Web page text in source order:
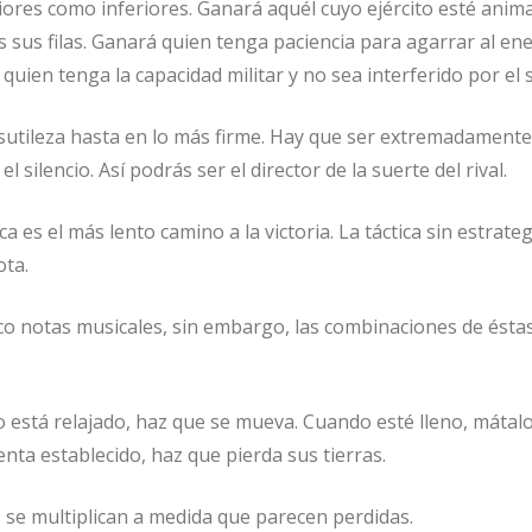
como inferiores. Ganará aquél cuyo ejército esté
sus filas. Ganará quien tenga paciencia para agarrar al
tenga la capacidad militar y no sea interferido por el
hasta en lo más firme. Hay que ser extremadamente
silencio. Así podrás ser el director de la suerte del rival.
es el más lento camino a la victoria. La táctica sin
notas musicales, sin embargo, las combinaciones de
está relajado, haz que se mueva. Cuando esté lleno,
establecido, haz que pierda sus tierras.
multiplican a medida que parecen perdidas.